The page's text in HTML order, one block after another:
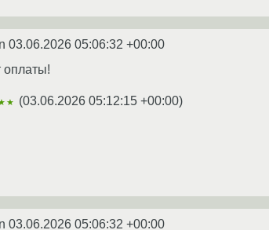
03.06.2026 05:06:32 +00:00
оплаты!
(03.06.2026 05:12:15 +00:00)
03.06.2026 05:06:32 +00:00